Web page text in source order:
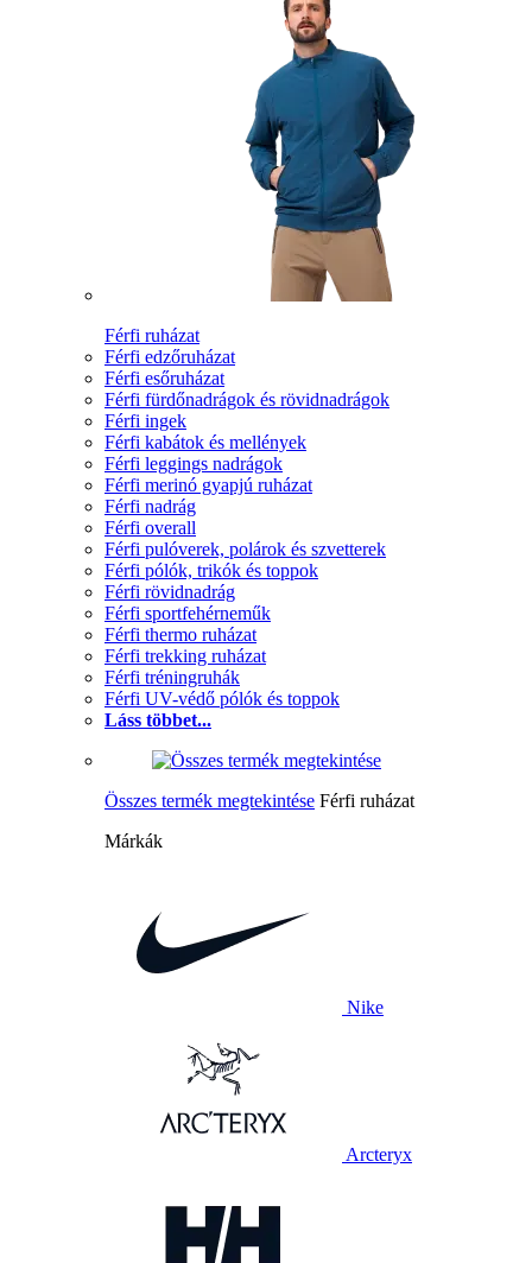
Férfi ruházat
Férfi edzőruházat
Férfi esőruházat
Férfi fürdőnadrágok és rövidnadrágok
Férfi ingek
Férfi kabátok és mellények
Férfi leggings nadrágok
Férfi merinó gyapjú ruházat
Férfi nadrág
Férfi overall
Férfi pulóverek, polárok és szvetterek
Férfi pólók, trikók és toppok
Férfi rövidnadrág
Férfi sportfehérneműk
Férfi thermo ruházat
Férfi trekking ruházat
Férfi tréningruhák
Férfi UV-védő pólók és toppok
Láss többet...
Összes termék megtekintése Férfi ruházat
Márkák
Nike
Arcteryx